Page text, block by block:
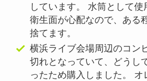
しています。 水筒として使
衛生面が心配なので、ある
捨てます。
横浜ライブ会場周辺のコン
切れとなっていて、どうし
ったため購入しました。 オ